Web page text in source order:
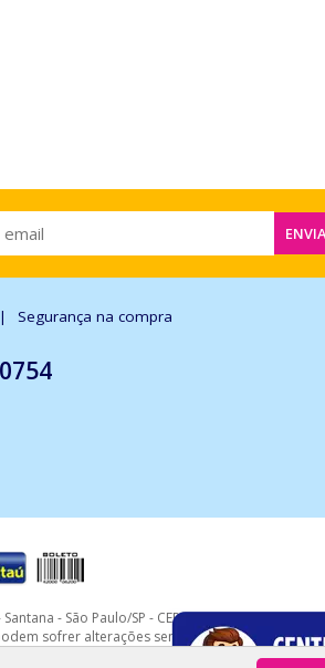
Segurança na compra
- São Paulo/SP - CEP: 02035-021
sofrer alterações sem prévia notificação.